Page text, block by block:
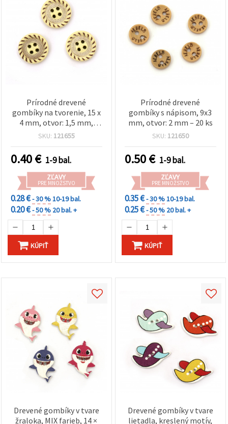
Prírodné drevené
gombíky na tvorenie, 15 x
4 mm, otvor: 1,5 mm,
svetložlté - 10 ks
SKU: 121655
0.40€ 1-9 bal.
ZĽAVY
PRE MNOŽSTVO
0.28 €- 30 %10-19 bal.
0.20 €- 50 % 20 bal. +
KÚPIŤ
Prírodné drevené
gombíky s nápisom, 9x3
mm, otvor: 2 mm – 20 ks
SKU: 121650
0.50€ 1-9 bal.
ZĽAVY
PRE MNOŽSTVO
0.35 €- 30 %10-19 bal.
0.25 €- 50 % 20 bal. +
KÚPIŤ
Drevené gombíky v tvare
žraloka, MIX farieb, 14 ×
Drevené gombíky v tvare
lietadla, kreslený motív,